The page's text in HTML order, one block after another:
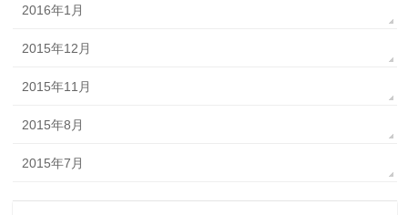
2016年1月
2015年12月
2015年11月
2015年8月
2015年7月